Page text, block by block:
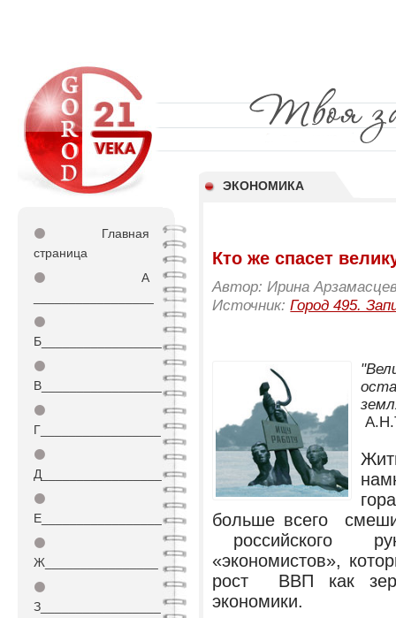
ЭКОНОМИКА
⚫
Главная
страница
⚫
А
⚫
Б_________________
⚫
В_________________
⚫
Г_________________
⚫
Д_________________
⚫
Е_________________
⚫
Ж________________
⚫
З_________________
Кто же спасет
Автор: Ирина
Источник:Город 495.
больше всего
российского
«экономистов»,
рост ВВП как
экономики.